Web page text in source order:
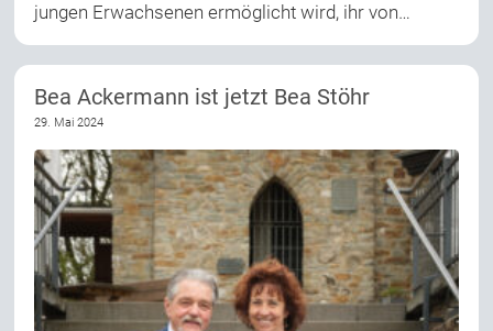
jungen Erwachsenen ermöglicht wird, ihr von…
Bea Ackermann ist jetzt Bea Stöhr
29. Mai 2024